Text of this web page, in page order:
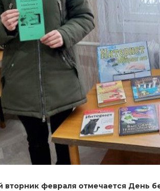
вторник февраля отмечается День